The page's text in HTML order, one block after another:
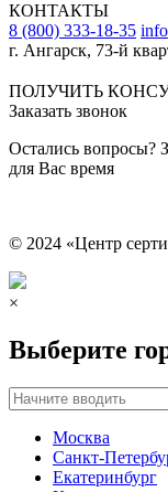
КОНТАКТЫ
8 (800) 333-18-35
г. Ангарск, 73-й
ПОЛУЧИТЬ
Заказать звонок
Остались вопросы?
для Вас время
© 2024 «Центр
×
Выберите
Москва
Санкт-
Екатеринбург